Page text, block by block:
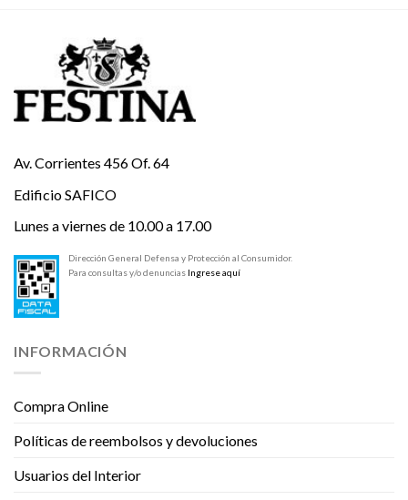
Av. Corrientes 456 Of. 64
Edificio SAFICO
Lunes a viernes de 10.00 a 17.00
Dirección General Defensa y Protección al Consumidor.
Para consultas y/o denuncias Ingrese aquí
INFORMACIÓN
Compra Online
Políticas de reembolsos y devoluciones
Usuarios del Interior